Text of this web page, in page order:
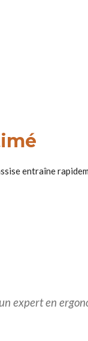
entraîne
expert en